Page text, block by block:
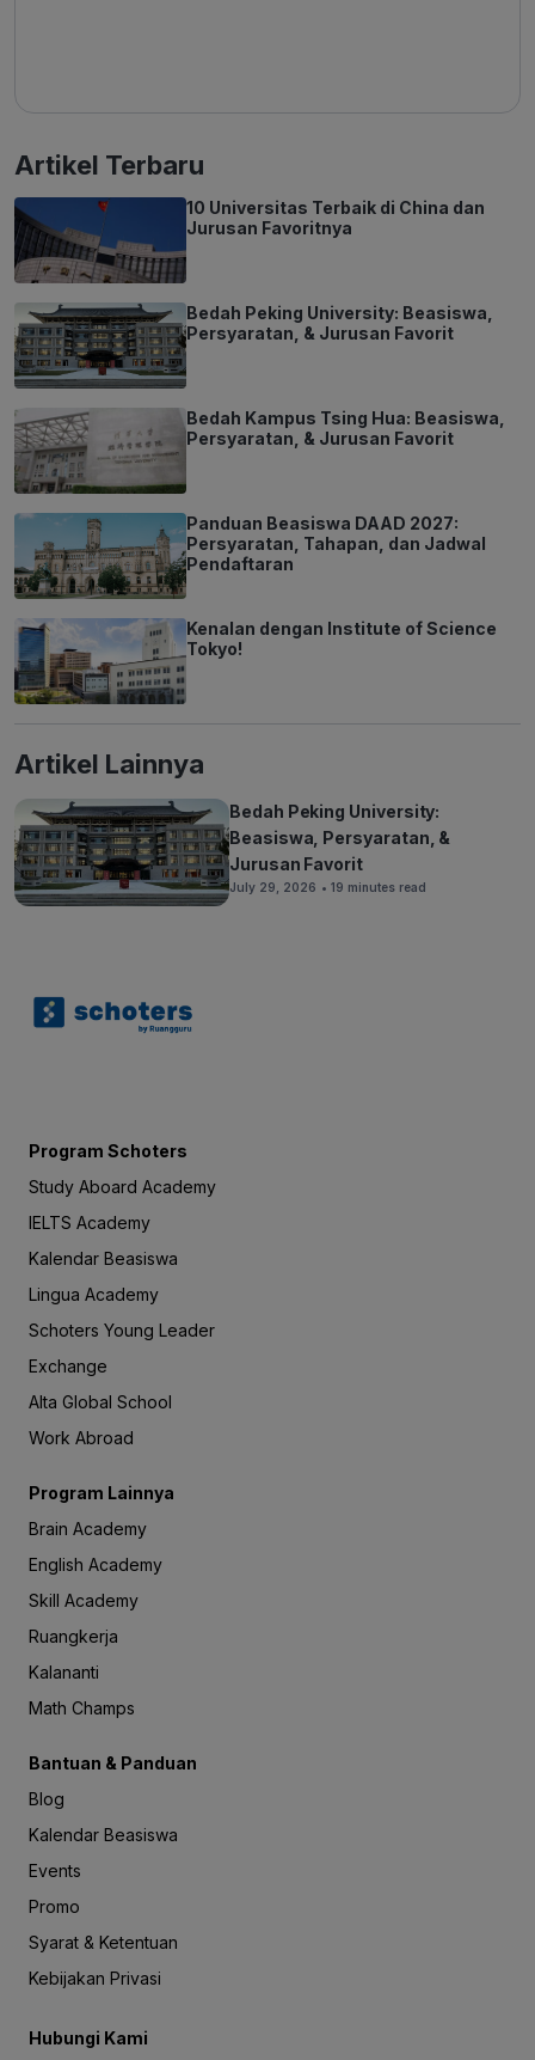
Artikel Terbaru
10 Universitas Terbaik di China dan
Jurusan Favoritnya
Bedah Peking University: Beasiswa,
Persyaratan, & Jurusan Favorit
Bedah Kampus Tsing Hua: Beasiswa,
Persyaratan, & Jurusan Favorit
Panduan Beasiswa DAAD 2027:
Persyaratan, Tahapan, dan Jadwal
Pendaftaran
Kenalan dengan Institute of Science
Tokyo!
Artikel Lainnya
Bedah Peking University:
Beasiswa, Persyaratan, &
Jurusan Favorit
July 29, 2026 • 19 minutes read
Program Schoters
Study Aboard Academy
IELTS Academy
Kalendar Beasiswa
Lingua Academy
Schoters Young Leader
Exchange
Alta Global School
Work Abroad
Program Lainnya
Brain Academy
English Academy
Skill Academy
Ruangkerja
Kalananti
Math Champs
Bantuan & Panduan
Blog
Kalendar Beasiswa
Events
Promo
Syarat & Ketentuan
Kebijakan Privasi
Hubungi Kami